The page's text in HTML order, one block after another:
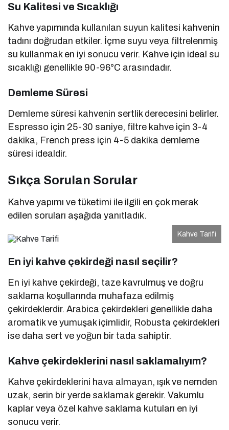
Su Kalitesi ve Sıcaklığı
Kahve yapımında kullanılan suyun kalitesi kahvenin
tadını doğrudan etkiler. İçme suyu veya filtrelenmiş
su kullanmak en iyi sonucu verir. Kahve için ideal su
sıcaklığı genellikle 90-96°C arasındadır.
Demleme Süresi
Demleme süresi kahvenin sertlik derecesini belirler.
Espresso için 25-30 saniye, filtre kahve için 3-4
dakika, French press için 4-5 dakika demleme
süresi idealdir.
Sıkça Sorulan Sorular
Kahve yapımı ve tüketimi ile ilgili en çok merak
edilen soruları aşağıda yanıtladık.
Kahve Tarifi
En iyi kahve çekirdeği nasıl seçilir?
En iyi kahve çekirdeği, taze kavrulmuş ve doğru
saklama koşullarında muhafaza edilmiş
çekirdeklerdir. Arabica çekirdekleri genellikle daha
aromatik ve yumuşak içimlidir, Robusta çekirdekleri
ise daha sert ve yoğun bir tada sahiptir.
Kahve çekirdeklerini nasıl saklamalıyım?
Kahve çekirdeklerini hava almayan, ışık ve nemden
uzak, serin bir yerde saklamak gerekir. Vakumlu
kaplar veya özel kahve saklama kutuları en iyi
sonucu verir.